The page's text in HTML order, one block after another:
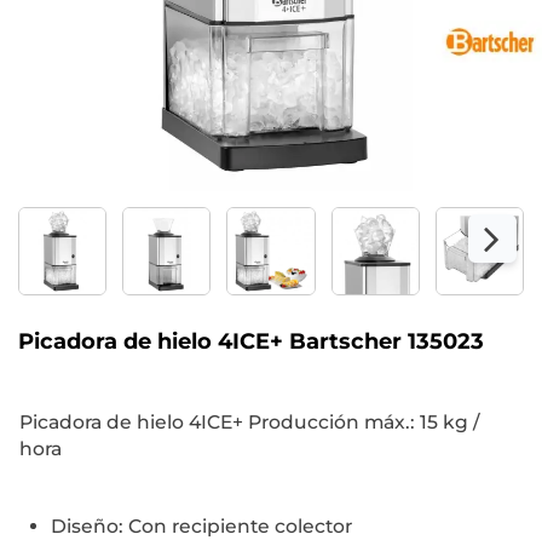
Picadora de hielo 4ICE+ Bartscher 135023
Picadora de hielo 4ICE+ Producción máx.: 15 kg /
hora
Diseño: Con recipiente colector